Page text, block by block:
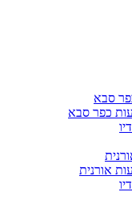
סבא
כפר סבא
אורנית